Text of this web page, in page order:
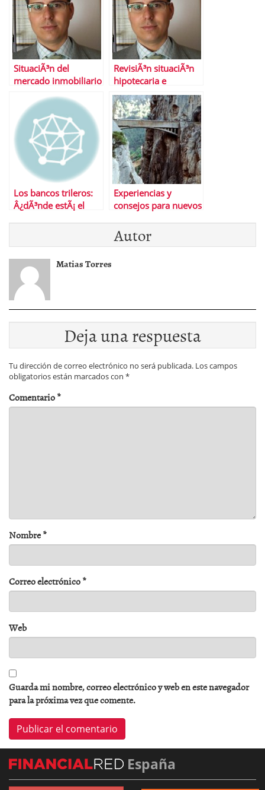
SituaciÃ³n del
mercado inmobiliario
independientemente
del tipo IVA
RevisiÃ³n situaciÃ³n
hipotecaria e
inmobiliaria en 2011
y perspectivas para
2012
Los bancos trileros:
Â¿dÃ³nde estÃ¡ el
Experiencias y
consejos para nuevos
#bolsa
Autor
Matias Torres
Deja una respuesta
Tu dirección de correo electrónico no será publicada. Los campos
obligatorios están marcados con *
Comentario*
Nombre*
Correo electrónico*
Web
Guarda mi nombre, correo electrónico y web en este navegador
para la próxima vez que comente.
España